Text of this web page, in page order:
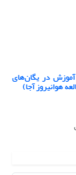
آموزش در یگان‌های
هوانیروز آجا)